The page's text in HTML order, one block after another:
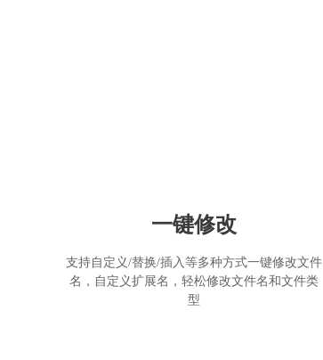
一键修改
支持自定义/替换/插入等多种方式一键修改文件
名，自定义扩展名，轻松修改文件名和文件类
型